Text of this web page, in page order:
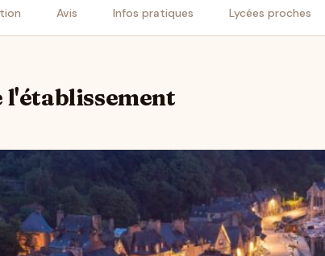
Avis Infos pratiques Lycées proches
l'établissement